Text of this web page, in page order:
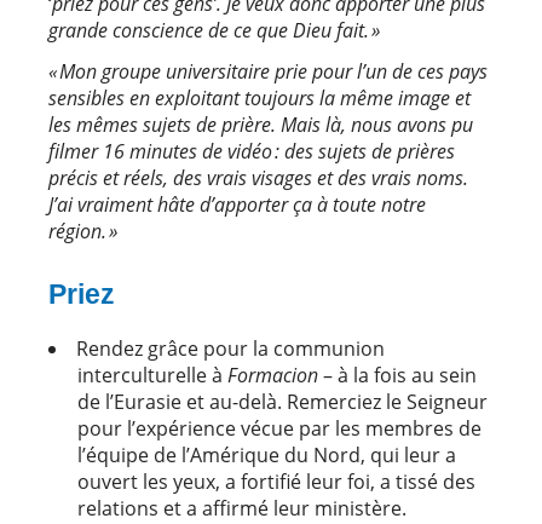
grande conscience de ce que Dieu fait. »
« Mon groupe universitaire prie pour l’un de ces pays
sensibles en exploitant toujours la même image et
les mêmes sujets de prière. Mais là, nous avons pu
filmer 16 minutes de vidéo : des sujets de prières
précis et réels, des vrais visages et des vrais noms.
J’ai vraiment hâte d’apporter ça à toute notre
région. »
Priez
Rendez grâce pour la communion
interculturelle à Formacion– à la fois au sein
de l’Eurasie et au-delà. Remerciez le Seigneur
pour l’expérience vécue par les membres de
l’équipe de l’Amérique du Nord, qui leur a
ouvert les yeux, a fortifié leur foi, a tissé des
relations et a affirmé leur ministère.